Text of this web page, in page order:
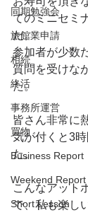
同期勉強会
旅館業申請
相続
終活
事務所運営
買物
Business Report
Weekend Report
Short Lesson
てのミニセミ
た。
参加者が少数
質問を受けな
た。
皆さん非常に
気が付くと3
た。
こんなアット
で、私も楽し